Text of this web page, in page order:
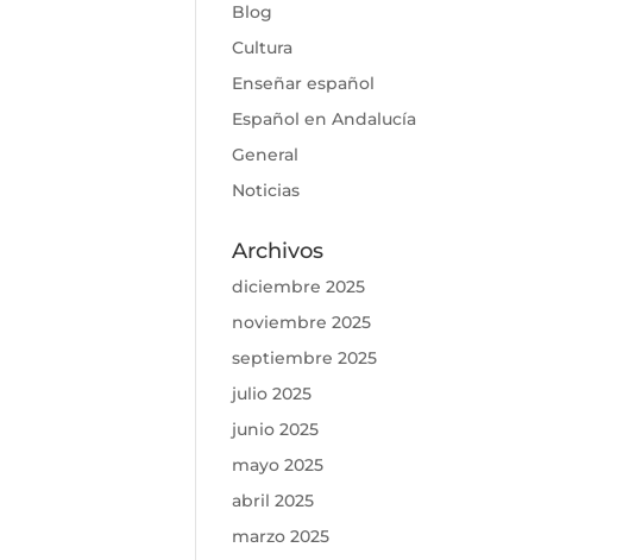
Blog
Cultura
Enseñar español
Español en Andalucía
General
Noticias
Archivos
diciembre 2025
noviembre 2025
septiembre 2025
julio 2025
junio 2025
mayo 2025
abril 2025
marzo 2025